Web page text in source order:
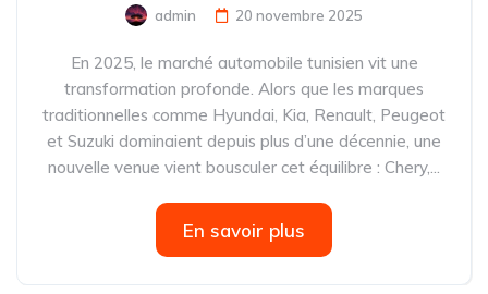
admin 20 novembre 2025
En 2025, le marché automobile tunisien vit une
transformation profonde. Alors que les marques
traditionnelles comme Hyundai, Kia, Renault, Peugeot
et Suzuki dominaient depuis plus d’une décennie, une
nouvelle venue vient bousculer cet équilibre : Chery,...
En savoir plus